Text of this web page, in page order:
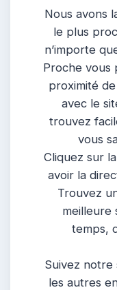
Nous avons
le plus
n’importe
Proche vous
proximité
avec le
trouvez
vous
Cliquez sur
avoir la
Trouvez
meilleure
temps,
Suivez
les autres